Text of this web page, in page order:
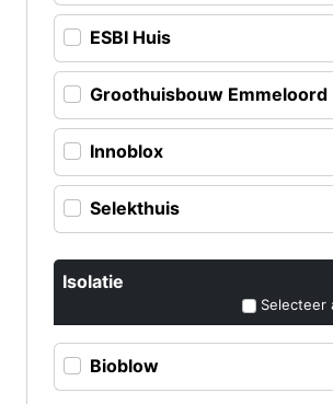
ESBI Huis
Groothuisbouw Emmeloord
Innoblox
Selekthuis
Isolatie
Selecteer
Bioblow